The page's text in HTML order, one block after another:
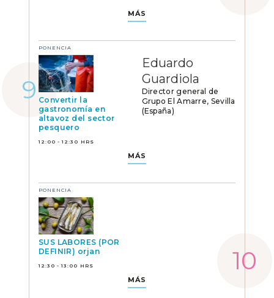
MÁS
PONENCIA
Convertir la
gastronomía en
altavoz del sector
pesquero
12:00 - 12:30 HRS
Eduardo
Guardiola
Director general de
Grupo El Amarre, Sevilla
(España)
MÁS
PONENCIA
SUS LABORES (POR
DEFINIR) orjan
12:30 - 13:00 HRS
MÁS